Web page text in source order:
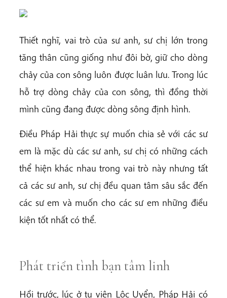
Thiết nghĩ, vai trò của sư anh, sư chị lớn trong
tăng thân cũng giống như đôi bờ, giữ cho dòng
chảy của con sông luôn được luân lưu. Trong lúc
hỗ trợ dòng chảy của con sông, thì đồng thời
mình cũng đang được dòng sông định hình.
Điều Pháp Hải thực sự muốn chia sẻ với các sư
em là mặc dù các sư anh, sư chị có những cách
thể hiện khác nhau trong vai trò này nhưng tất
cả các sư anh, sư chị đều quan tâm sâu sắc đến
các sư em và muốn cho các sư em những điều
kiện tốt nhất có thể.
Phát triển tình bạn tâm linh
Hồi trước, lúc ở tu viện Lộc Uyển, Pháp Hải có